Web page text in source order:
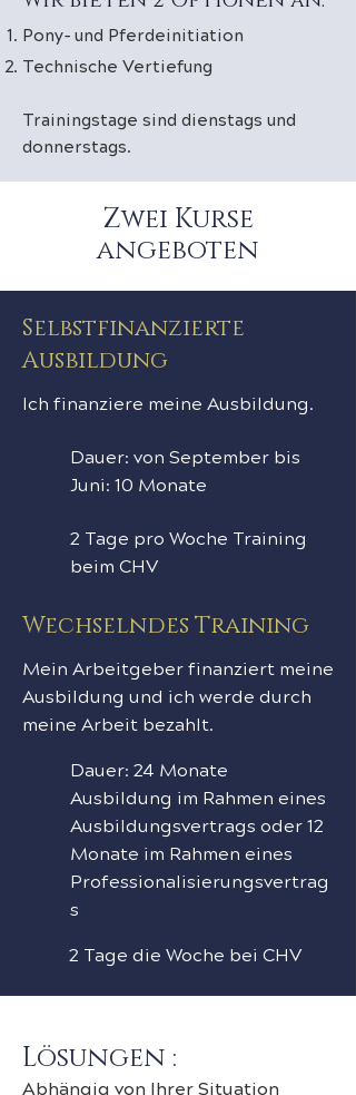
Pony- und Pferdeinitiation
Technische Vertiefung
Trainingstage sind dienstags und
donnerstags.
Zwei Kurse
angeboten
Selbstfinanzierte
Ausbildung
Ich finanziere meine Ausbildung.
Dauer: von September bis
Juni: 10 Monate
2 Tage pro Woche Training
beim CHV
Wechselndes Training
Mein Arbeitgeber finanziert meine
Ausbildung und ich werde durch
meine Arbeit bezahlt.
Dauer: 24 Monate
Ausbildung im Rahmen eines
Ausbildungsvertrags oder 12
Monate im Rahmen eines
Professionalisierungsvertrag
s
2 Tage die Woche bei CHV
Lösungen :
Abhängig von Ihrer Situation